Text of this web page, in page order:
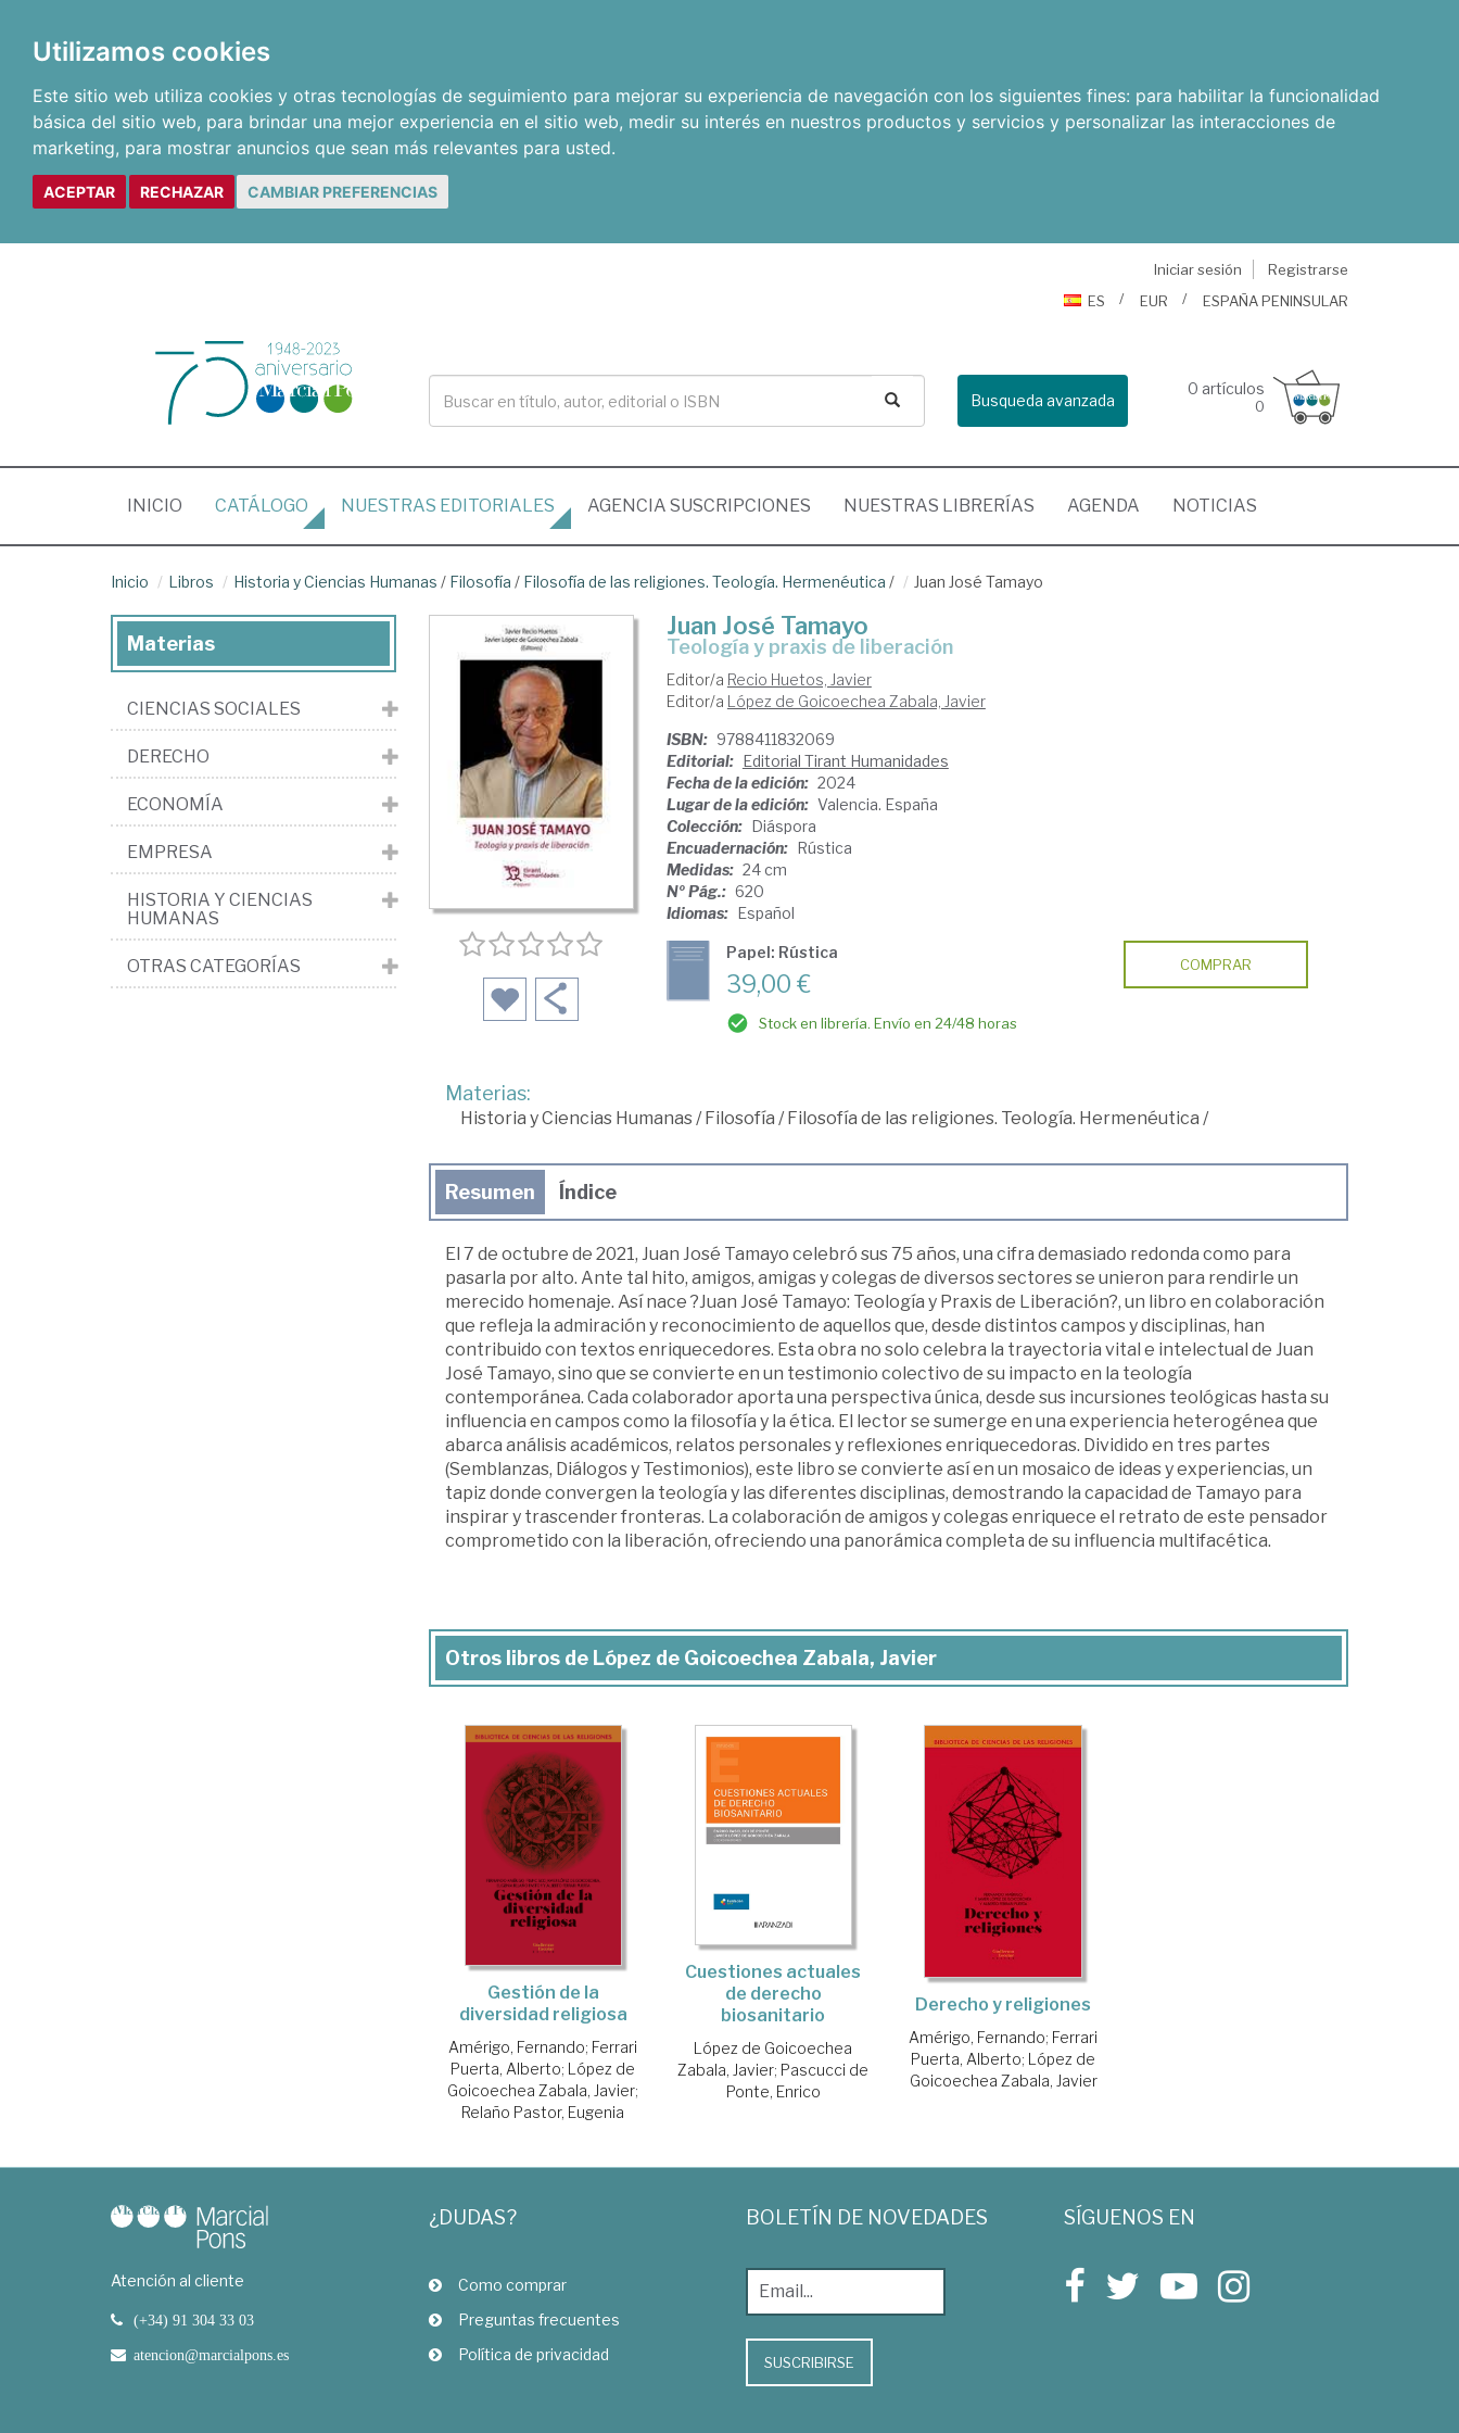
Utilizamos cookies
Este sitio web utiliza cookies y otras tecnologías de seguimiento para mejorar su experiencia de navegación con los siguientes fines: para habilitar la funcionalidad
básica del sitio web, para brindar una mejor experiencia en el sitio web, medir su interés en nuestros productos y servicios y personalizar las interacciones de
marketing, para mostrar anuncios que sean más relevantes para usted.
ACEPTAR RECHAZAR CAMBIAR PREFERENCIAS
Iniciar sesión
Registrarse
ES
EUR ESPAÑA PENINSULAR
Busqueda avanzada
0 artículos
0
INICIO (CURRENT)
CATÁLOGO NUESTRAS EDITORIALES AGENCIA SUSCRIPCIONES NUESTRAS LIBRERÍAS AGENDA NOTICIAS
Inicio Libros Historia y Ciencias Humanas / Filosofía / Filosofía de las religiones. Teología. Hermenéutica / Juan José Tamayo
Juan José Tamayo
Teología y praxis de liberación
Editor/a Recio Huetos, Javier
Editor/a López de Goicoechea Zabala, Javier
ISBN: 9788411832069
Editorial: Editorial Tirant Humanidades
Fecha de la edición: 2024
Lugar de la edición: Valencia. España
Colección: Diáspora
Encuadernación: Rústica
Medidas: 24 cm
Nº Pág.: 620
Idiomas: Español
Papel: Rústica
39,00 €
Stock en librería. Envío en 24/48 horas
COMPRAR
Materias:
Historia y Ciencias Humanas/Filosofía /Filosofía de las religiones. Teología. Hermenéutica /
Resumen Índice
El 7 de octubre de 2021, Juan José Tamayo celebró sus 75 años, una cifra demasiado redonda como para
pasarla por alto. Ante tal hito, amigos, amigas y colegas de diversos sectores se unieron para rendirle un
merecido homenaje. Así nace ?Juan José Tamayo: Teología y Praxis de Liberación?, un libro en colaboración
que refleja la admiración y reconocimiento de aquellos que, desde distintos campos y disciplinas, han
contribuido con textos enriquecedores. Esta obra no solo celebra la trayectoria vital e intelectual de Juan
José Tamayo, sino que se convierte en un testimonio colectivo de su impacto en la teología
contemporánea. Cada colaborador aporta una perspectiva única, desde sus incursiones teológicas hasta su
influencia en campos como la filosofía y la ética. El lector se sumerge en una experiencia heterogénea que
abarca análisis académicos, relatos personales y reflexiones enriquecedoras. Dividido en tres partes
(Semblanzas, Diálogos y Testimonios), este libro se convierte así en un mosaico de ideas y experiencias, un
tapiz donde convergen la teología y las diferentes disciplinas, demostrando la capacidad de Tamayo para
inspirar y trascender fronteras. La colaboración de amigos y colegas enriquece el retrato de este pensador
comprometido con la liberación, ofreciendo una panorámica completa de su influencia multifacética.
Otros libros de López de Goicoechea Zabala, Javier
Gestión de la
diversidad religiosa
Amérigo, Fernando; Ferrari
Puerta, Alberto; López de
Goicoechea Zabala, Javier;
Relaño Pastor, Eugenia
Cuestiones actuales
de derecho
biosanitario
López de Goicoechea
Zabala, Javier; Pascucci de
Ponte, Enrico
Derecho y religiones
Amérigo, Fernando; Ferrari
Puerta, Alberto; López de
Goicoechea Zabala, Javier
Materias
CIENCIAS SOCIALES
DERECHO
ECONOMÍA
EMPRESA
HISTORIA Y CIENCIAS
HUMANAS
OTRAS CATEGORÍAS
Atención al cliente
(+34) 91 304 33 03
atencion@marcialpons.es
¿DUDAS?
Como comprar
Preguntas frecuentes
Política de privacidad
BOLETÍN DE NOVEDADES
SUSCRIBIRSE
SÍGUENOS EN